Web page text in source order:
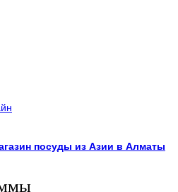
посуды из Азии в Алматы